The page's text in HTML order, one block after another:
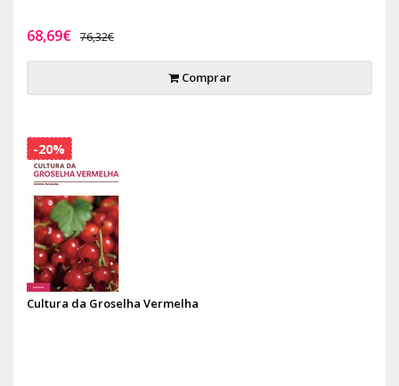
68,69€ 76,32€
Comprar
Cultura da Groselha Vermelha
-20%